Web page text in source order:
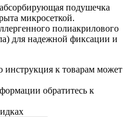
подушечка
микросеткой.
полиакрилового
для надежной фиксации и
к товарам может
обратитесь к